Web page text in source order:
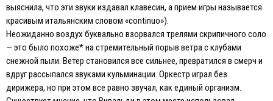
выяснила, что эти звуки издавал клавесин, а прием игры называется
красивым итальянским словом «continuo»).
Неожиданно воздух буквально взорвался трелями скрипичного соло
— это было похоже* на стремительный порыв ветра с клубами
снежной пыли. Ветер становился все сильнее, превратился в смерч и
вдруг рассыпался звуками кульминации. Оркестр играл без
дирижера, но при этом все равно звучал, как единый организм.